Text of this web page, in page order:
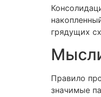
грядущих
Правило
значимые